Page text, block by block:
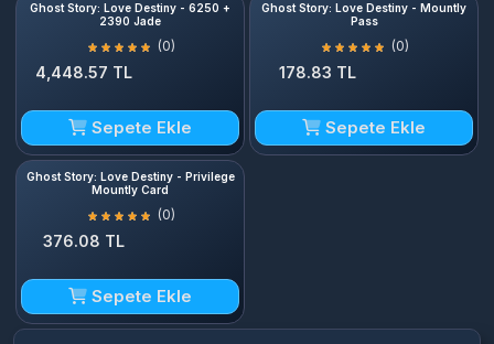
Ghost Story: Love Destiny - 6250 +
2390 Jade
(0)
4,448.57 TL
Sepete Ekle
Ghost Story: Love Destiny - Mountly
Pass
(0)
178.83 TL
Sepete Ekle
Ghost Story: Love Destiny - Privilege
Mountly Card
(0)
376.08 TL
Sepete Ekle